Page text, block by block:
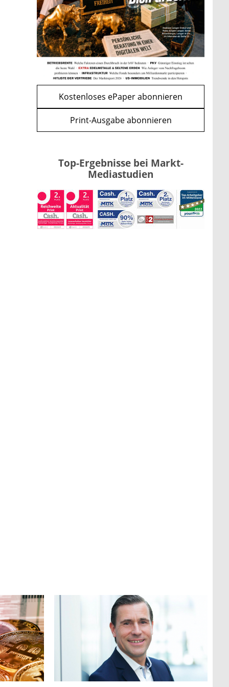
WEITERE ARTIKEL
zurückweiter
Bitcoin im Wartemodus: Fed
und CLARITY Act geben die
Richtung vor
mehr
Kostenloses ePaper abonnieren
Print-Ausgabe abonnieren
Top-Ergebnisse bei Markt-
Mediastudien